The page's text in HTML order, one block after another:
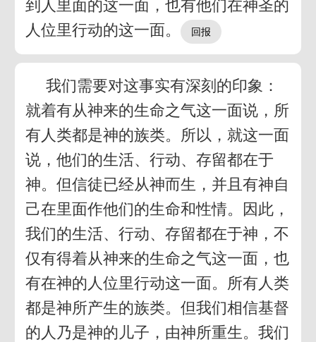
到人里面的这一面，也有他们在神圣的
人位里行动的这一面。
我们需要对这事实有深刻的印象：
就着有从神来的生命之气这一面说，所
有人类都是神的族类。所以，就这一面
说，他们的生活、行动、存留都在于
神。但信徒已经从神而生，并且有神自
己在里面作他们的生命和性情。因此，
我们的生活、行动、存留都在于神，不
仅有得着从神来的生命之气这一面，也
有在神的人位里行动这一面。所有人类
都是神所产生的族类。但我们相信基督
的人乃是神的儿子，由神所重生。我们